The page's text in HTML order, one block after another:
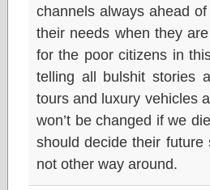
channels always ahead
their needs when they
for the poor citizens in
telling all bulshit stories
tours and luxury vehicles
won’t be changed if we
should decide their
not other way around.